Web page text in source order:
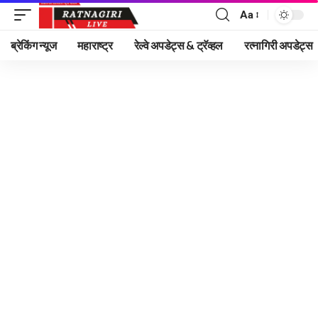
Font
Resizer
Aa
ब्रेकिंग न्यूज महाराष्ट्र रेल्वे अपडेट्स & ट्रॅव्हल रत्नागिरी अपडेट्स